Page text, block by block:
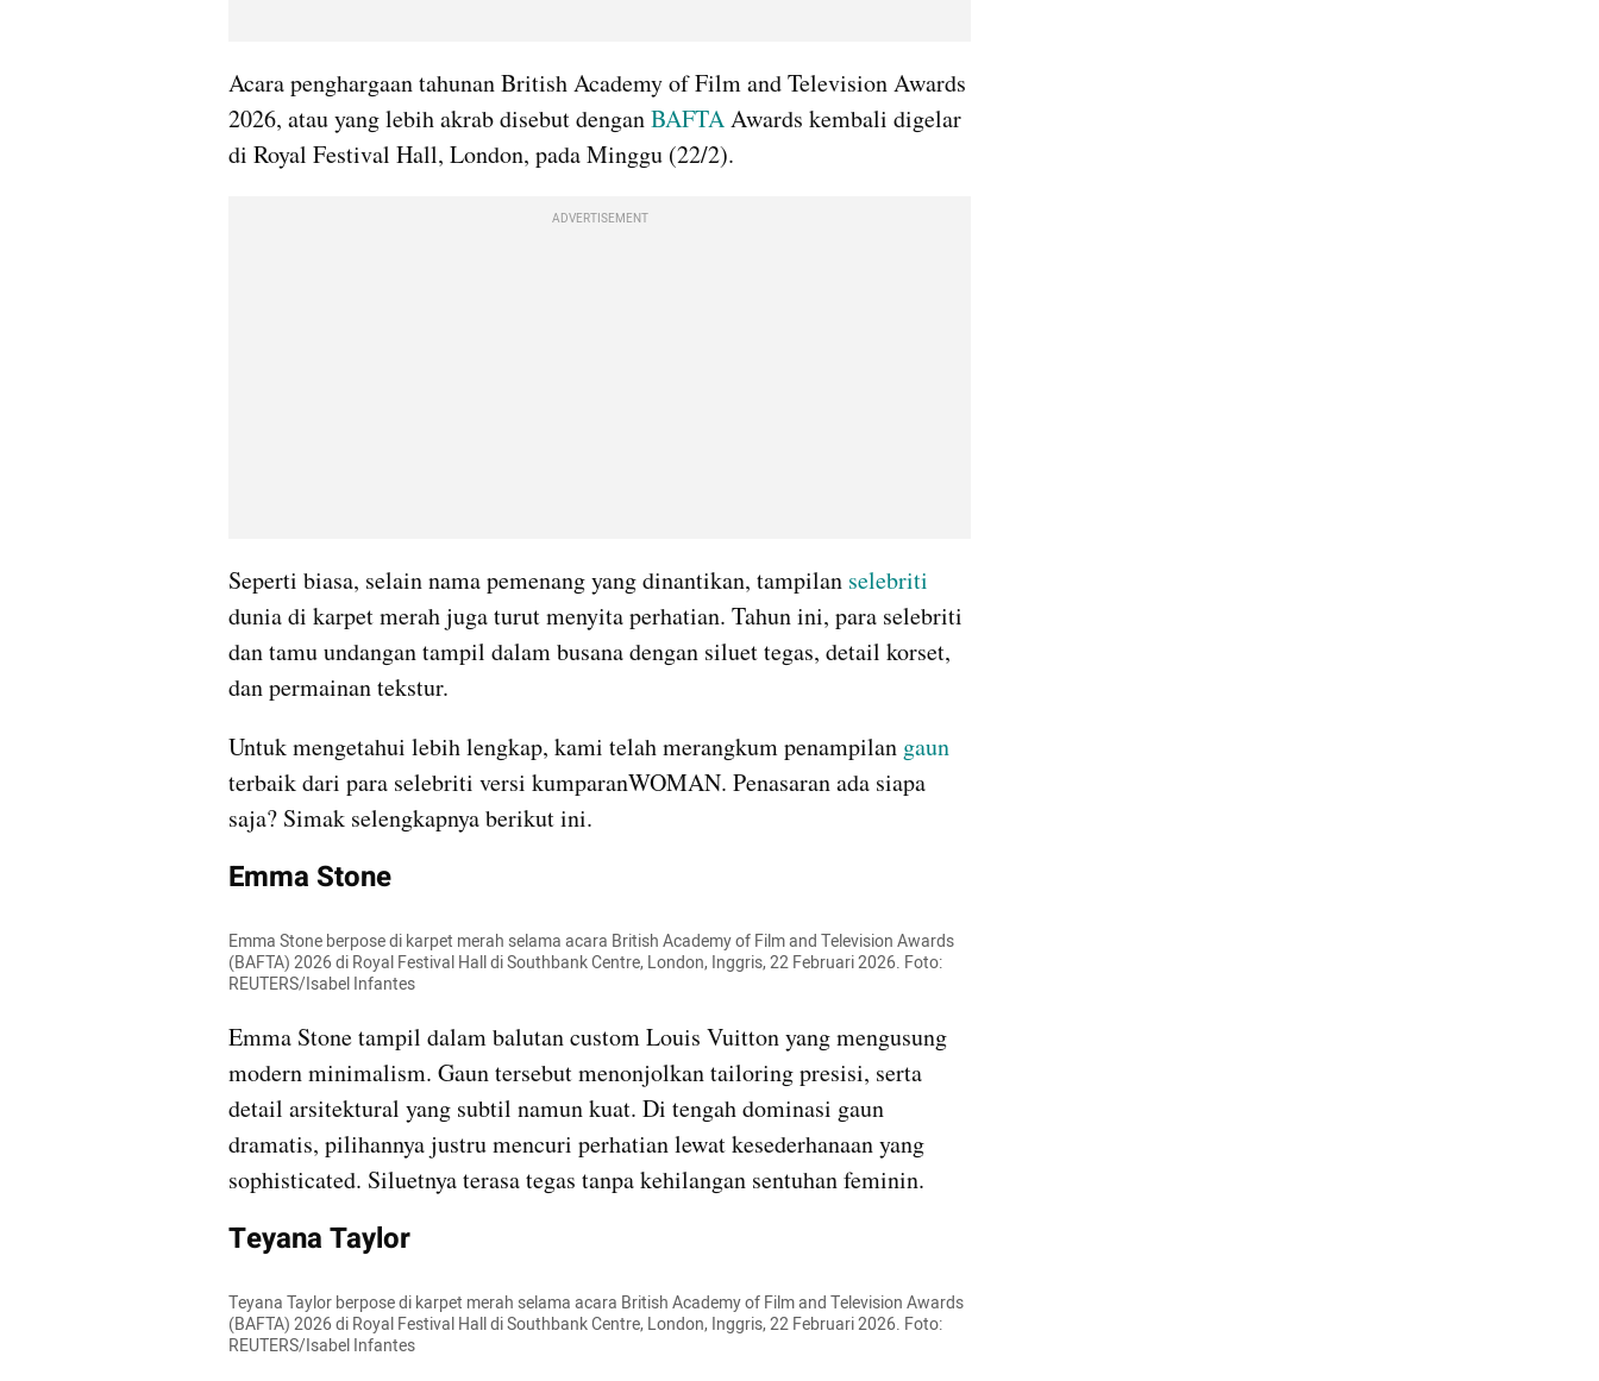
Acara penghargaan tahunan British Academy of Film and Television Awards
2026, atau yang lebih akrab disebut dengan BAFTA Awards kembali digelar
di Royal Festival Hall, London, pada Minggu (22/2).
ADVERTISEMENT
Seperti biasa, selain nama pemenang yang dinantikan, tampilan selebriti
dunia di karpet merah juga turut menyita perhatian. Tahun ini, para selebriti
dan tamu undangan tampil dalam busana dengan siluet tegas, detail korset,
dan permainan tekstur.
Untuk mengetahui lebih lengkap, kami telah merangkum penampilan
terbaik dari para selebriti versi kumparanWOMAN. Penasaran ada siapa
saja? Simak selengkapnya berikut ini.
Emma Stone
Emma Stone berpose di karpet merah selama acara British Academy of Film and Television Awards
(BAFTA) 2026 di Royal Festival Hall di Southbank Centre, London, Inggris, 22 Februari 2026. Foto:
REUTERS/Isabel Infantes
Emma Stone tampil dalam balutan custom Louis Vuitton yang mengusung
modern minimalism. Gaun tersebut menonjolkan tailoring presisi, serta
detail arsitektural yang subtil namun kuat. Di tengah dominasi gaun
dramatis, pilihannya justru mencuri perhatian lewat kesederhanaan yang
sophisticated. Siluetnya terasa tegas tanpa kehilangan sentuhan feminin.
Teyana Taylor
Teyana Taylor berpose di karpet merah selama acara British Academy of Film and Television Awards
(BAFTA) 2026 di Royal Festival Hall di Southbank Centre, London, Inggris, 22 Februari 2026. Foto:
REUTERS/Isabel Infantes